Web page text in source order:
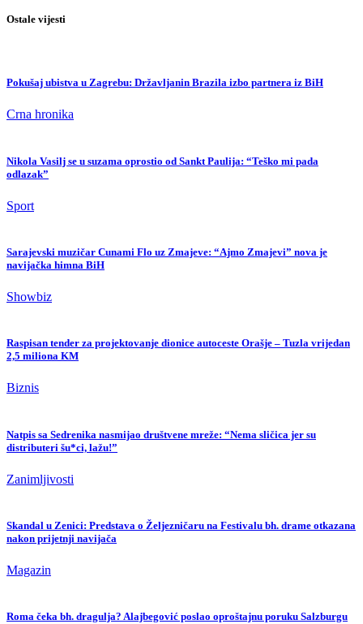
Ostale vijesti
Pokušaj ubistva u Zagrebu: Državljanin Brazila izbo partnera iz BiH
Crna hronika
Nikola Vasilj se u suzama oprostio od Sankt Paulija: “Teško mi pada
odlazak”
Sport
Sarajevski muzičar Cunami Flo uz Zmajeve: “Ajmo Zmajevi” nova je
navijačka himna BiH
Showbiz
Raspisan tender za projektovanje dionice autoceste Orašje – Tuzla vrijedan
2,5 miliona KM
Biznis
Natpis sa Sedrenika nasmijao društvene mreže: “Nema sličica jer su
distributeri šu*ci, lažu!”
Zanimljivosti
Skandal u Zenici: Predstava o Željezničaru na Festivalu bh. drame otkazana
nakon prijetnji navijača
Magazin
Roma čeka bh. dragulja? Alajbegović poslao oproštajnu poruku Salzburgu